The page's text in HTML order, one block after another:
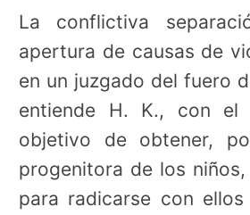
La conflictiva
apertura de causas de
en un juzgado del fuero
entiende H. K., con el
objetivo de obtener,
progenitora de los
para radicarse con